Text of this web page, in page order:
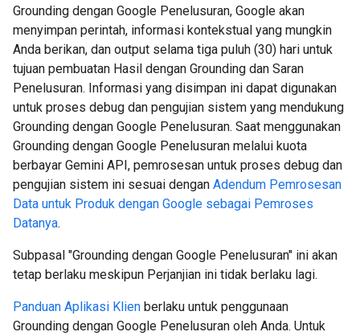
Grounding dengan Google Penelusuran, Google akan
menyimpan perintah, informasi kontekstual yang mungkin
Anda berikan, dan output selama tiga puluh (30) hari untuk
tujuan pembuatan Hasil dengan Grounding dan Saran
Penelusuran. Informasi yang disimpan ini dapat digunakan
untuk proses debug dan pengujian sistem yang mendukung
Grounding dengan Google Penelusuran. Saat menggunakan
Grounding dengan Google Penelusuran melalui kuota
berbayar Gemini API, pemrosesan untuk proses debug dan
pengujian sistem ini sesuai dengan Adendum Pemrosesan
Data untuk Produk dengan Google sebagai Pemroses
Datanya.
Subpasal "Grounding dengan Google Penelusuran" ini akan
tetap berlaku meskipun Perjanjian ini tidak berlaku lagi.
Panduan Aplikasi Klien berlaku untuk penggunaan
Grounding dengan Google Penelusuran oleh Anda. Untuk